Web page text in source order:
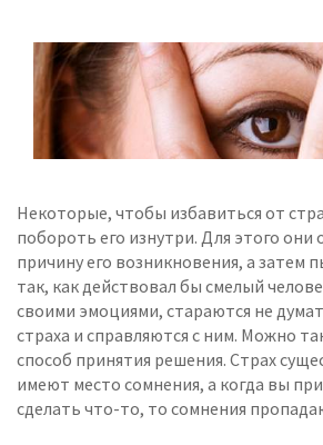
Некоторые, чтобы избавиться от
побороть его изнутри. Для этого они
причину его возникновения, а затем
так, как действовал бы смелый
своими эмоциями, стараются не
страха и справляются с ним. Можно
способ принятия решения. Страх
имеют место сомнения, а когда вы
сделать что-то, то сомнения